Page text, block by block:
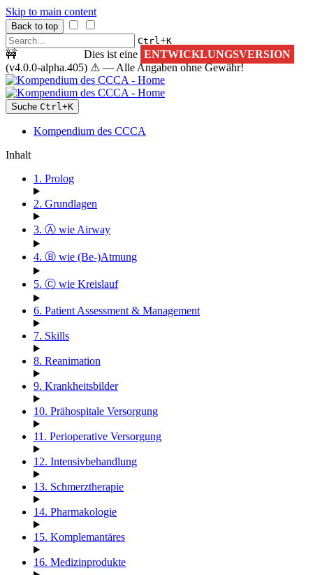
Skip to main content
Back to top
Ctrl+K
🚧 Dies ist eine ENTWICKLUNGSVERSION
(v4.0.0-alpha.405) ⚠ — Alle Angaben ohne Gewähr!
Suche Ctrl+K
Kompendium des CCCA
Inhalt
1. Prolog
2. Grundlagen
3. Ⓐ wie Airway
4. Ⓑ wie (Be-)Atmung
5. Ⓒ wie Kreislauf
6. Patient Assessment & Management
7. Skills
8. Reanimation
9. Krankheitsbilder
10. Prähospitale Versorgung
11. Perioperative Versorgung
12. Intensivbehandlung
13. Schmerztherapie
14. Pharmakologie
15. Komplemantäres
16. Medizinprodukte